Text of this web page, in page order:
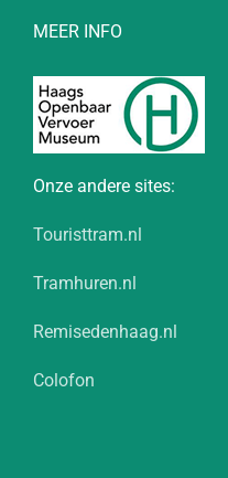
MEER INFO
Onze andere sites:
Touristtram.nl
Tramhuren.nl
Remisedenhaag.nl
Colofon